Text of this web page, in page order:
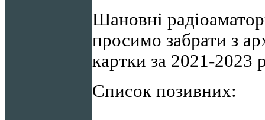
Шановні
просимо забрати з
картки за 2021-2023
Список позивних: